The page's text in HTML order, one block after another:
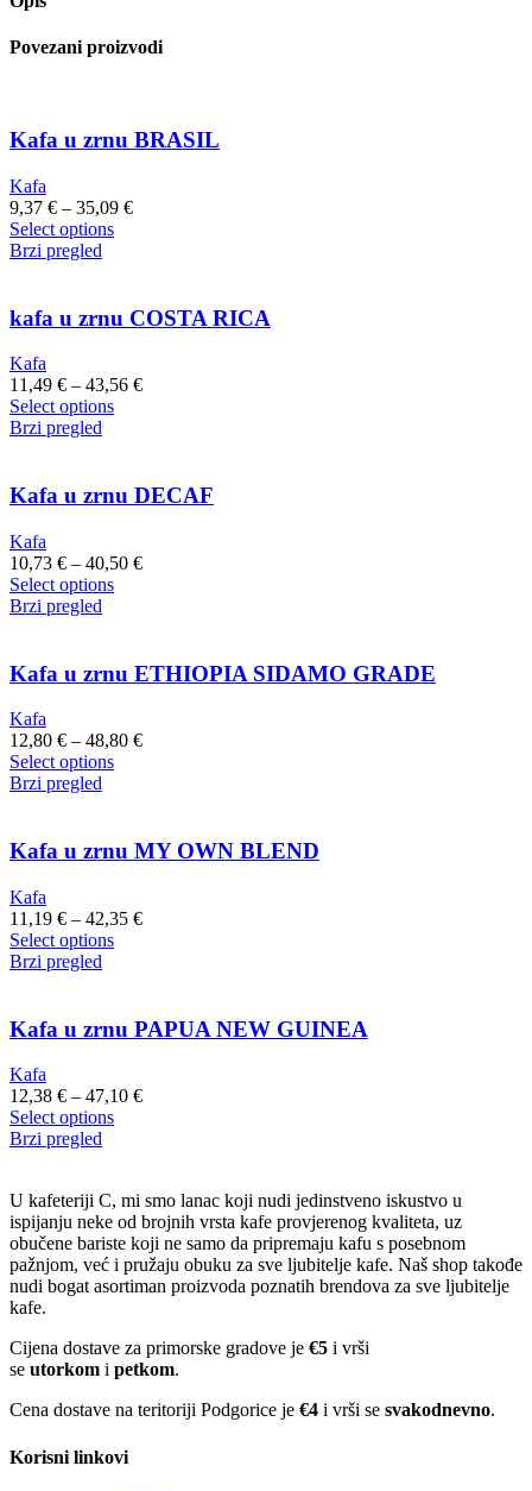
Povezani proizvodi
Kafa u zrnu BRASIL
Kafa
9,37 € – 35,09 €
Select options
Brzi pregled
kafa u zrnu COSTA RICA
Kafa
11,49 € – 43,56 €
Select options
Brzi pregled
Kafa u zrnu DECAF
Kafa
10,73 € – 40,50 €
Select options
Brzi pregled
Kafa u zrnu ETHIOPIA SIDAMO GRADE
Kafa
12,80 € – 48,80 €
Select options
Brzi pregled
Kafa u zrnu MY OWN BLEND
Kafa
11,19 € – 42,35 €
Select options
Brzi pregled
Kafa u zrnu PAPUA NEW GUINEA
Kafa
12,38 € – 47,10 €
Select options
Brzi pregled
U kafeteriji C, mi smo lanac koji nudi jedinstveno iskustvo u
ispijanju neke od brojnih vrsta kafe provjerenog kvaliteta, uz
obučene bariste koji ne samo da pripremaju kafu s posebnom
pažnjom, već i pružaju obuku za sve ljubitelje kafe. Naš shop takođe
nudi bogat asortiman proizvoda poznatih brendova za sve ljubitelje
kafe.
Cijena dostave za primorske gradove je €5 i vrši
se utorkom i petkom.
Cena dostave na teritoriji Podgorice je €4 i vrši se svakodnevno.
Korisni linkovi